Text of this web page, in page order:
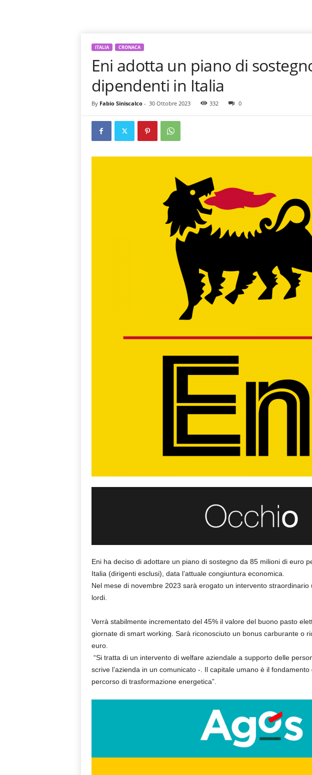
ITALIA CRONACA
Eni adotta un piano di
dipendenti in Italia
By Fabio Siniscalco- 30 Ottobre 2023 332 0
Eni ha deciso di adottare un piano di sostegno da 85 milioni di euro
Italia (dirigenti esclusi), data l’attuale congiuntura economica.
Nel mese di novembre 2023 sarà erogato un intervento
lordi.
Verrà stabilmente incrementato del 45% il valore del buono pasto
giornate di smart working. Sarà riconosciuto un bonus carburante o
euro.
“Si tratta di un intervento di welfare aziendale a supporto delle
scrive l’azienda in un comunicato -. Il capitale umano è il
percorso di trasformazione energetica”.